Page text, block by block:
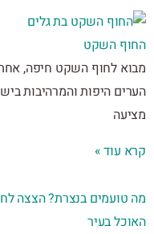
השקט
לחוף השקט חיפה, אחת
היפות והמרהיבות בישראל,
עוד »
בנצרת? הצצה לחוויית
בעיר